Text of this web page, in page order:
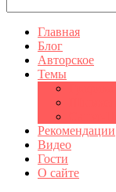
Главная
Блог
Авторское
Темы
Рекомендации
Видео
Гости
О сайте